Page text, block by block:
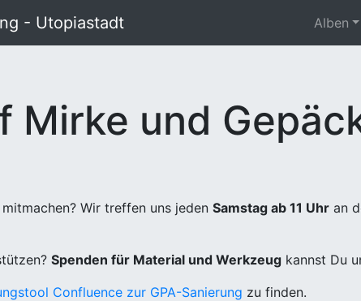
- Utopiastadt Alben
Mirke und
Wir treffen uns jeden Samstag ab 11 Uhr an
Spenden für Material und Werkzeug kannst Du
Confluence zur GPA-Sanierung zu finden.